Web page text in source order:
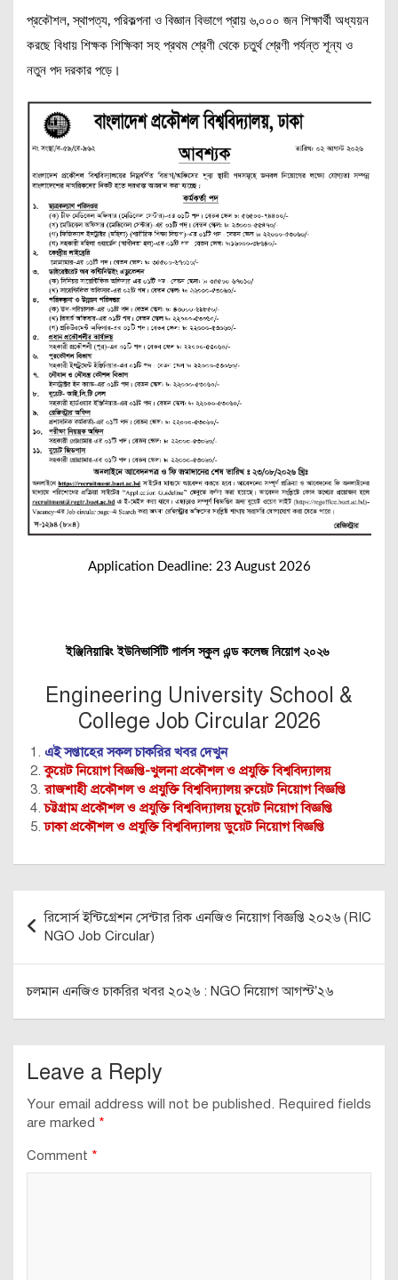
প্রকৌশল, স্থাপত্য, পরিকল্পনা ও বিজ্ঞান বিভাগে প্রায় ৬,০০০ জন শিক্ষার্থী অধ্যয়ন
করছে বিধায় শিক্ষক শিক্ষিকা সহ প্রথম শ্রেণী থেকে চতুর্থ শ্রেণী পর্যন্ত শূন্য ও
নতুন পদ দরকার পড়ে।
Application Deadline: 23 August 2026
ইঞ্জিনিয়ারিং ইউনিভার্সিটি গার্লস স্কুল এন্ড কলেজ নিয়োগ ২০২৬
Engineering University School &
College Job Circular 2026
এই সপ্তাহের সকল চাকরির খবর দেখুন
কুয়েট নিয়োগ বিজ্ঞপ্তি-খুলনা প্রকৌশল ও প্রযুক্তি বিশ্ববিদ্যালয়
রাজশাহী প্রকৌশল ও প্রযুক্তি বিশ্ববিদ্যালয় রুয়েট নিয়োগ বিজ্ঞপ্তি
চট্টগ্রাম প্রকৌশল ও প্রযুক্তি বিশ্ববিদ্যালয় চুয়েট নিয়োগ বিজ্ঞপ্তি
ঢাকা প্রকৌশল ও প্রযুক্তি বিশ্ববিদ্যালয় ডুয়েট নিয়োগ বিজ্ঞপ্তি
Post
navigation
রিসোর্স ইন্টিগ্রেশন সেন্টার রিক এনজিও নিয়োগ বিজ্ঞপ্তি ২০২৬ (RIC
NGO Job Circular)
চলমান এনজিও চাকরির খবর ২০২৬ : NGO নিয়োগ আগস্ট’২৬
Leave a Reply
Your email address will not be published. Required fields
are marked *
Comment *